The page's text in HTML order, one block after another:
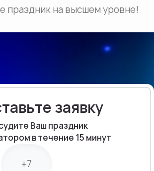
праздник на высшем уровне!
заявку
Ваш праздник
в течение 15 минут